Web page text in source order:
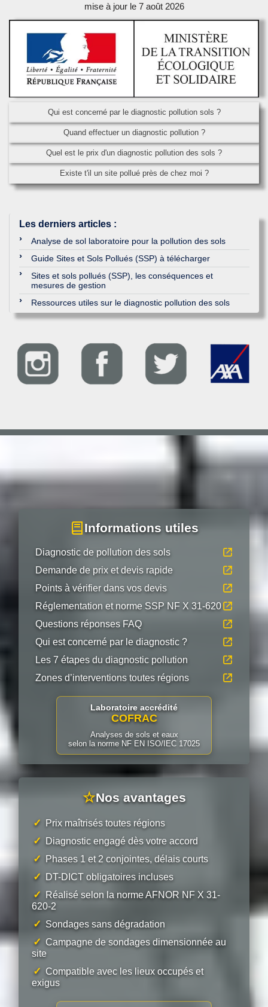
mise à jour le 7 août 2026
Qui est concerné par le diagnostic pollution sols ?
Quand effectuer un diagnostic pollution ?
Quel est le prix d'un diagnostic pollution des sols ?
Existe t'il un site pollué près de chez moi ?
Les derniers articles :
Analyse de sol laboratoire pour la pollution des sols
Guide Sites et Sols Pollués (SSP) à télécharger
Sites et sols pollués (SSP), les conséquences et
mesures de gestion
Ressources utiles sur le diagnostic pollution des sols
Informations utiles
Diagnostic de pollution des sols
Demande de prix et devis rapide
Points à vérifier dans vos devis
Réglementation et norme SSP NF X 31-620
Questions réponses FAQ
Qui est concerné par le diagnostic ?
Les 7 étapes du diagnostic pollution
Zones d’interventions toutes régions
Laboratoire accrédité
COFRAC
Analyses de sols et eaux
selon la norme NF EN ISO/IEC 17025
☆Nos avantages
✓ Prix maîtrisés toutes régions
✓ Diagnostic engagé dès votre accord
✓ Phases 1 et 2 conjointes, délais courts
✓ DT-DICT obligatoires incluses
✓
Réalisé selon la norme AFNOR NF X 31-
620-2
✓ Sondages sans dégradation
✓ Campagne de sondages dimensionnée au
site
✓ Compatible avec les lieux occupés et
exigus